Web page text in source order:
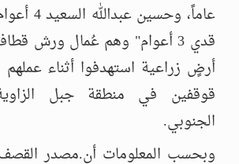
عاماً،
قدي 3 أعوام" وهم عُمال ورش
أرضٍ زراعية استهدفوا أثناء
قوقفين في منطقة جبل
الجنوبي.
وبحسب المعلومات أن.مصدر